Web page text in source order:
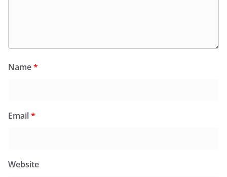
Name*
Email*
Website